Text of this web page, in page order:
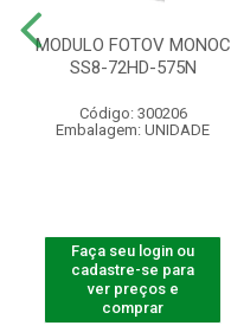
MODULO FOTOV MONOC
SS8-72HD-575N
Código: 300206
Embalagem: UNIDADE
Faça seu login ou
cadastre-se para
ver preços e
comprar